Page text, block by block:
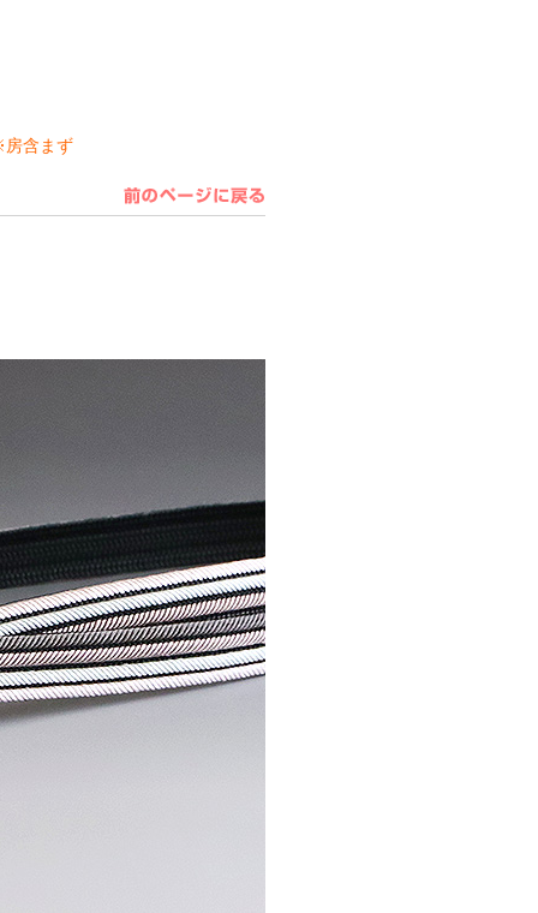
房含まず